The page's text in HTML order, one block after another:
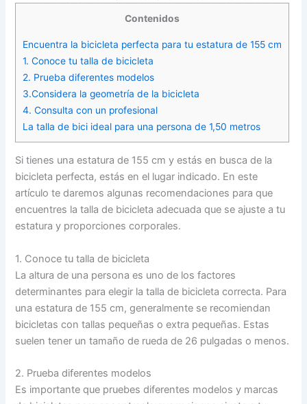
Contenidos
Encuentra la bicicleta perfecta para tu estatura de 155 cm
1. Conoce tu talla de bicicleta
2. Prueba diferentes modelos
3.Considera la geometría de la bicicleta
4. Consulta con un profesional
La talla de bici ideal para una persona de 1,50 metros
Si tienes una estatura de 155 cm y estás en busca de la
bicicleta perfecta, estás en el lugar indicado. En este
artículo te daremos algunas recomendaciones para que
encuentres la talla de bicicleta adecuada que se ajuste a tu
estatura y proporciones corporales.
1. Conoce tu talla de bicicleta
La altura de una persona es uno de los factores
determinantes para elegir la talla de bicicleta correcta. Para
una estatura de 155 cm, generalmente se recomiendan
bicicletas con tallas pequeñas o extra pequeñas. Estas
suelen tener un tamaño de rueda de 26 pulgadas o menos.
2. Prueba diferentes modelos
Es importante que pruebes diferentes modelos y marcas